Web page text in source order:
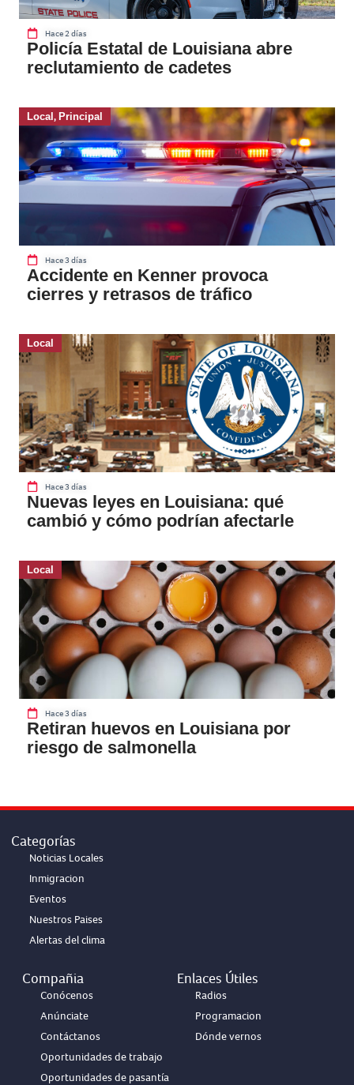
Hace 2 días
Policía Estatal de Louisiana abre
reclutamiento de cadetes
Local, Principal
Hace 3 días
Accidente en Kenner provoca
cierres y retrasos de tráfico
Local
Hace 3 días
Nuevas leyes en Louisiana: qué
cambió y cómo podrían afectarle
Local
Hace 3 días
Retiran huevos en Louisiana por
riesgo de salmonella
Categorías
Noticias Locales
Inmigracion
Eventos
Nuestros Paises
Alertas del clima
Compañia
Conócenos
Anúnciate
Contáctanos
Oportunidades de trabajo
Oportunidades de pasantía
Enlaces Útiles
Radios
Programacion
Dónde vernos